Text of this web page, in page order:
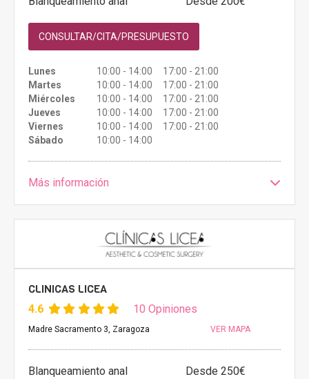
CONSULTAR/CITA/PRESUPUESTO
Lunes
10:00 - 14:00 17:00 - 21:00
Martes
10:00 - 14:00 17:00 - 21:00
Miércoles
10:00 - 14:00 17:00 - 21:00
Jueves
10:00 - 14:00 17:00 - 21:00
Viernes
10:00 - 14:00 17:00 - 21:00
Sábado
10:00 - 14:00
Más información
CLINICAS LICEA
4.6 10 Opiniones
Madre Sacramento 3, Zaragoza VER MAPA
Blanqueamiento anal
Desde 250€